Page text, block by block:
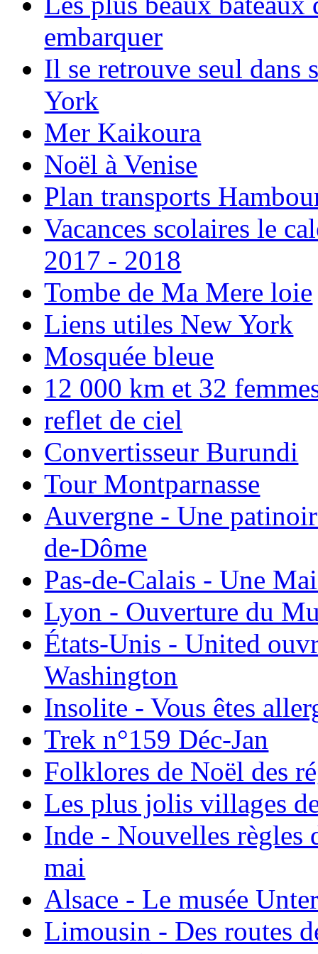
embarquer
Il se retrouve seul dans
York
Mer Kaikoura
Noël à Venise
Plan transports
Vacances scolaires le
2017 - 2018
Tombe de Ma Mere loie
Liens utiles New York
Mosquée bleue
12 000 km et 32
reflet de ciel
Convertisseur Burundi
Tour Montparnasse
Auvergne - Une
de-Dôme
Pas-de-Calais - Une
Lyon - Ouverture du
États-Unis - United
Washington
Insolite - Vous êtes
Trek n°159 Déc-Jan
Folklores de Noël des
Les plus jolis villages
Inde - Nouvelles règles
mai
Alsace - Le musée
Limousin - Des routes